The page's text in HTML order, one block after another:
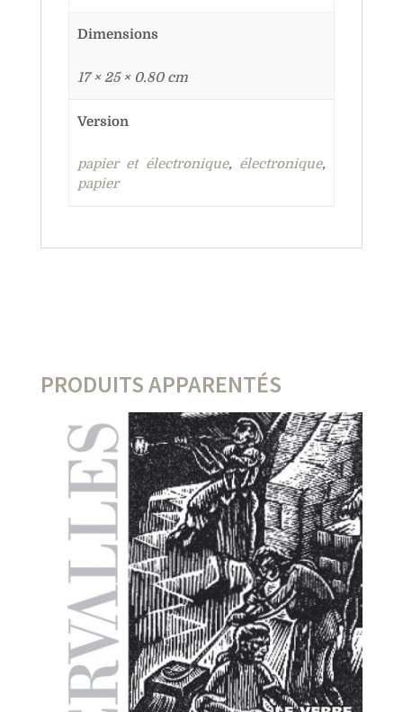
Dimensions
17 × 25 × 0.80 cm
Version
papier et électronique, électronique,
papier
PRODUITS APPARENTÉS